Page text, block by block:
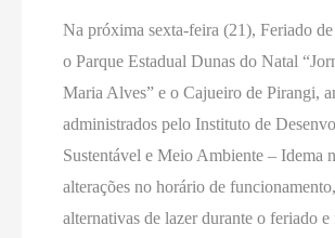
Na próxima sexta-feira (21), Feriado de
o Parque Estadual Dunas do Natal
Maria Alves” e o Cajueiro de Pirangi,
administrados pelo Instituto de
Sustentável e Meio Ambiente – Idema
alterações no horário de
alternativas de lazer durante o feriado